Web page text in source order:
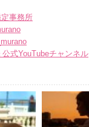
事務所
公式YouTubeチャンネル